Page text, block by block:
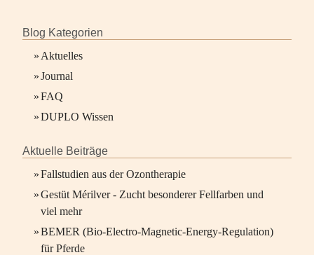
Blog Kategorien
» Aktuelles
»Journal
»FAQ
»DUPLO Wissen
Aktuelle Beiträge
»Fallstudien aus der Ozontherapie
»Gestüt Mérilver - Zucht besonderer Fellfarben und
viel mehr
»BEMER (Bio-Electro-Magnetic-Energy-Regulation)
für Pferde